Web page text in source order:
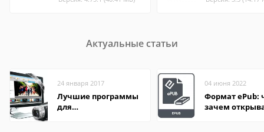
Актуальные статьи
24 января 2017
Лучшие программы
для
04 июня 2022
Формат ePub:
зачем